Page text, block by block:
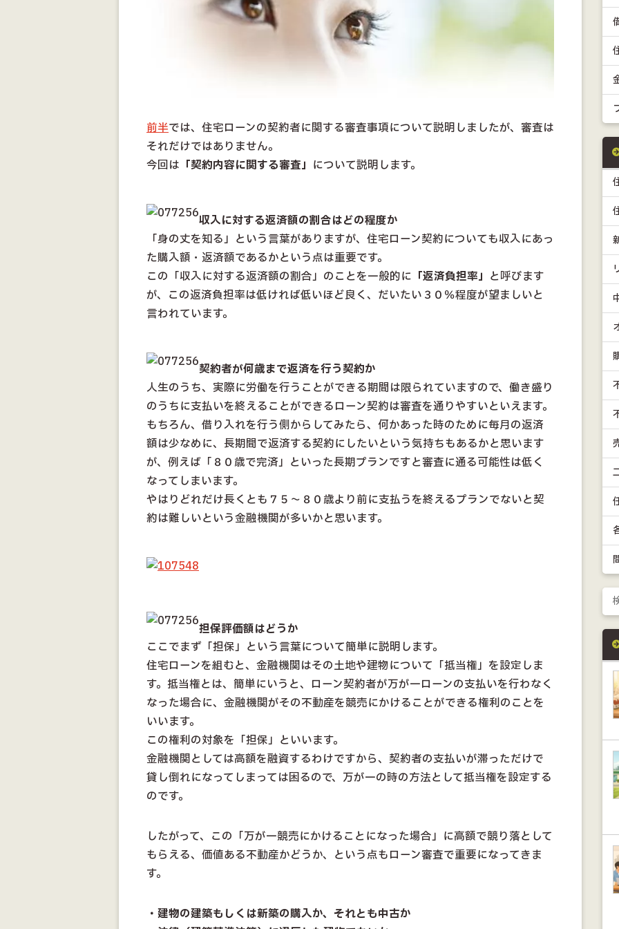
前半では、住宅ローンの契約者に関する審査事項について説明しましたが、審査は
それだけではありません。
今回は 「契約内容に関する審査」 について説明します。
収入に対する返済額の割合はどの程度か
「身の丈を知る」という言葉がありますが、住宅ローン契約についても収入にあっ
た購入額・返済額であるかという点は重要です。
この「収入に対する返済額の割合」のことを一般的に 「返済負担率」 と呼びます
が、この返済負担率は低ければ低いほど良く、だいたい３０％程度が望ましいと
言われています。
契約者が何歳まで返済を行う契約か
人生のうち、実際に労働を行うことができる期間は限られていますので、働き盛り
のうちに支払いを終えることができるローン契約は審査を通りやすいといえます。
もちろん、借り入れを行う側からしてみたら、何かあった時のために毎月の返済
額は少なめに、長期間で返済する契約にしたいという気持ちもあるかと思います
が、例えば「８０歳で完済」といった長期プランですと審査に通る可能性は低く
なってしまいます。
やはりどれだけ長くとも７５〜８０歳より前に支払うを終えるプランでないと契
約は難しいという金融機関が多いかと思います。
担保評価額はどうか
ここでまず「担保」という言葉について簡単に説明します。
住宅ローンを組むと、金融機関はその土地や建物について「抵当権」を設定しま
す。抵当権とは、簡単にいうと、ローン契約者が万が一ローンの支払いを行わなく
なった場合に、金融機関がその不動産を競売にかけることができる権利のことを
いいます。
この権利の対象を「担保」といいます。
金融機関としては高額を融資するわけですから、契約者の支払いが滞っただけで
貸し倒れになってしまっては困るので、万が一の時の方法として抵当権を設定する
のです。
したがって、この「万が一競売にかけることになった場合」に高額で競り落として
もらえる、価値ある不動産かどうか、という点もローン審査で重要になってきま
す。
・建物の建築もしくは新築の購入か、それとも中古か